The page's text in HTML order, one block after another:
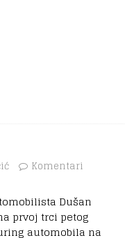
Komentari
Dušan
prvoj trci petog
automobila na